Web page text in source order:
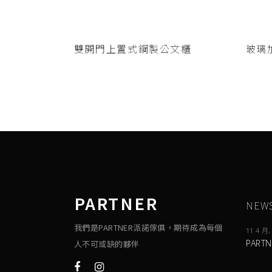
查看內容
雙開門上置式鋼製公文櫃 玻璃
PARTNER
我們是PARTNER派諾傢俱，期待成為每個
人不可或缺的夥伴
11 4 月